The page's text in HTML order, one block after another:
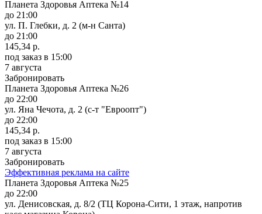
Планета Здоровья Аптека №14
до 21:00
ул. П. Глебки, д. 2 (м-н Санта)
до 21:00
145,34 р.
под заказ в 15:00
7 августа
Забронировать
Планета Здоровья Аптека №26
до 22:00
ул. Яна Чечота, д. 2 (с-т "Евроопт")
до 22:00
145,34 р.
под заказ в 15:00
7 августа
Забронировать
Эффективная реклама на сайте
Планета Здоровья Аптека №25
до 22:00
ул. Денисовская, д. 8/2 (ТЦ Корона-Сити, 1 этаж, напротив